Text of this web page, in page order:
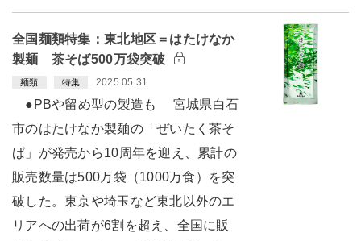
全国麺類特集：東北地区＝はたけなか
製麺 茶そば500万袋突破
麺類 特集 2025.05.31
●PBや留め型の製造も 宮城県白石
市のはたけなか製麺の「ぜいたく茶そ
ば」が発売から10周年を迎え、累計の
販売数量は500万袋（1000万食）を突
破した。東京や埼玉など東北以外のエ
リアへの出荷が6割を超え、全国に販